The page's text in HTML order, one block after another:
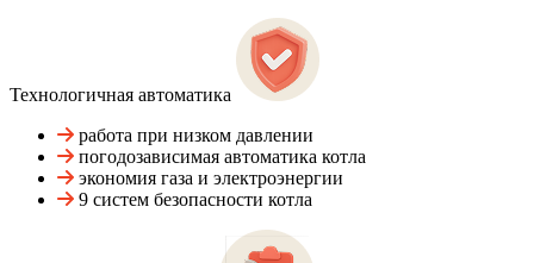
Технологичная автоматика
работа при низком давлении
погодозависимая автоматика котла
экономия газа и электроэнергии
9 систем безопасности котла